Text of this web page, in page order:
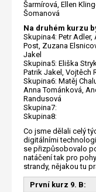
Šarmírová, Ellen
Šomanová
Na druhém kurzu
Skupina4: Petr
Post, Zuzana
Jakel
Skupina5: Eliška
Patrik Jakel, Vojtěch
Skupina6: Matěj
Anna Tománková,
Randusová
Skupina7:
Skupina8:
Co jsme dělali celý
digitálními
se přizpůsobovalo
natáčení tak pro
strandy, nějakou tu
První kurz 9. B: